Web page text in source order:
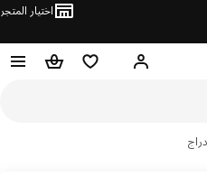
اختيار المتجر
مرحباً! تسجيل الدخول أو
قائمة التسوقسلة التسوق